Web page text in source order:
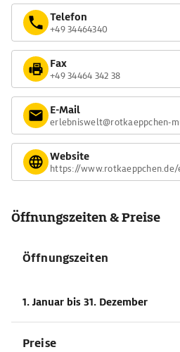
Telefon
+49 34464340
Fax
+49 34464 342 38
E-Mail
erlebniswelt@rotkaeppchen-
Website
https://
Öffnungszeiten & Preise
Öffnungszeiten
1. Januar bis 31. Dezember
Preise